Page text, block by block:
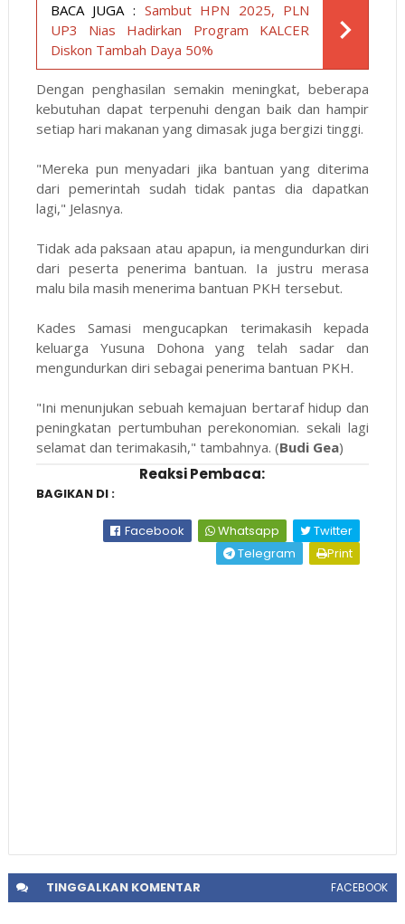
BACA JUGA : Sambut HPN 2025, PLN
UP3 Nias Hadirkan Program KALCER
Diskon Tambah Daya 50%
Dengan penghasilan semakin meningkat, beberapa
kebutuhan dapat terpenuhi dengan baik dan hampir
setiap hari makanan yang dimasak juga bergizi tinggi.
"Mereka pun menyadari jika bantuan yang diterima
dari pemerintah sudah tidak pantas dia dapatkan
lagi," Jelasnya.
Tidak ada paksaan atau apapun, ia mengundurkan diri
dari peserta penerima bantuan. Ia justru merasa
malu bila masih menerima bantuan PKH tersebut.
Kades Samasi mengucapkan terimakasih kepada
keluarga Yusuna Dohona yang telah sadar dan
mengundurkan diri sebagai penerima bantuan PKH.
"Ini menunjukan sebuah kemajuan bertaraf hidup dan
peningkatan pertumbuhan perekonomian. sekali lagi
selamat dan terimakasih," tambahnya. (Budi Gea)
Reaksi Pembaca:
BAGIKAN DI :
Facebook Whatsapp
Twitter
Telegram
Print
TINGGALKANKOMENTAR FACEBOOK